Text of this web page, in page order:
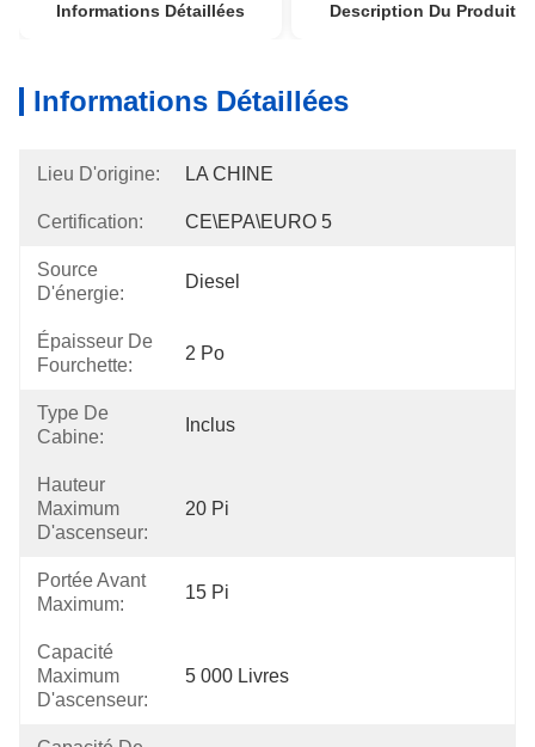
Informations Détaillées Description Du Produit
Informations Détaillées
Lieu D'origine: LA CHINE
Certification: CE\EPA\EURO 5
Source
D'énergie:
Diesel
Épaisseur De
Fourchette:
2 Po
Type De
Cabine:
Inclus
Hauteur
Maximum
D'ascenseur:
20 Pi
Portée Avant
Maximum:
15 Pi
Capacité
Maximum
D'ascenseur:
5 000 Livres